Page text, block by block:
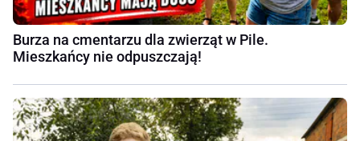
Burza na cmentarzu dla zwierząt w Pile.
Mieszkańcy nie odpuszczają!